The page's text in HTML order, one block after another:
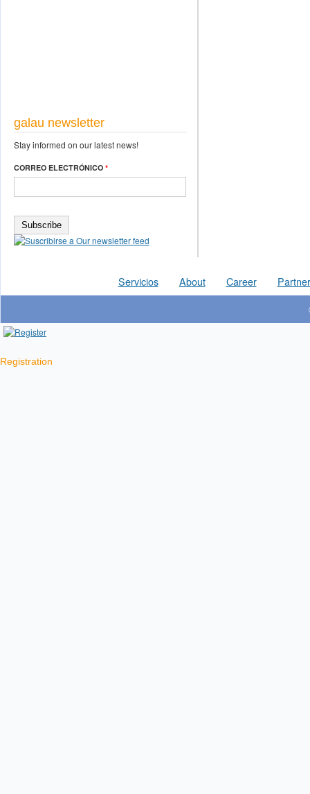
galau newsletter
Stay informed on our latest news!
CORREO ELECTRÓNICO *
Servicios About Career
Registration